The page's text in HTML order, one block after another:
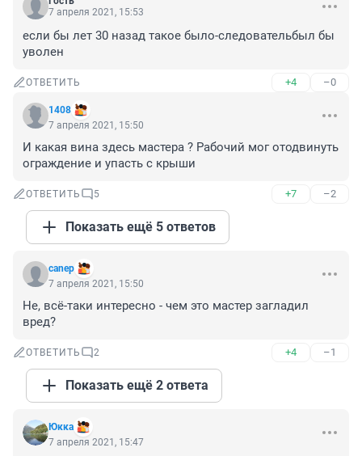
7 апреля 2021, 15:53
если бы лет 30 назад такое было-следовательбыл бы
уволен
ОТВЕТИТЬ +4 –0
1408
7 апреля 2021, 15:50
И какая вина здесь мастера ? Рабочий мог отодвинуть
ограждение и упасть с крыши
ОТВЕТИТЬ 5 +7 –2
Показать ещё 5 ответов
canep
7 апреля 2021, 15:50
Не, всё-таки интересно - чем это мастер загладил
вред?
ОТВЕТИТЬ 2 +4 –1
Показать ещё 2 ответа
Юкка
7 апреля 2021, 15:47